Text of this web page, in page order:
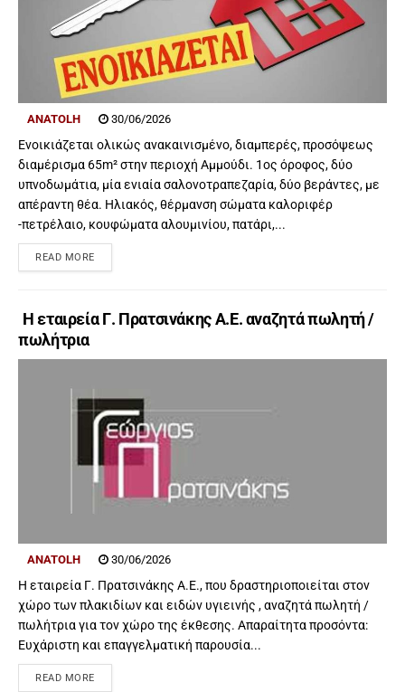
ANATOLH 30/06/2026
Ενοικιάζεται ολικώς ανακαινισμένο, διαμπερές, προσόψεως
διαμέρισμα 65m² στην περιοχή Αμμούδι. 1ος όροφος, δύο
υπνοδωμάτια, μία ενιαία σαλονοτραπεζαρία, δύο βεράντες, με
απέραντη θέα. Ηλιακός, θέρμανση σώματα καλοριφέρ
-πετρέλαιο, κουφώματα αλουμινίου, πατάρι,...
READ MORE
Η εταιρεία Γ. Πρατσινάκης Α.Ε. αναζητά πωλητή /
πωλήτρια
ANATOLH 30/06/2026
Η εταιρεία Γ. Πρατσινάκης Α.Ε., που δραστηριοποιείται στον
χώρο των πλακιδίων και ειδών υγιεινής , αναζητά πωλητή /
πωλήτρια για τον χώρο της έκθεσης. Απαραίτητα προσόντα:
Ευχάριστη και επαγγελματική παρουσία...
READ MORE